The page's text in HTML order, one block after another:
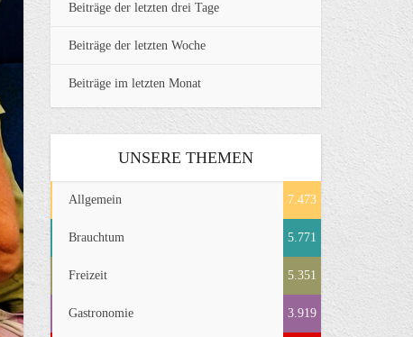
Beiträge der letzten drei Tage
Beiträge der letzten Woche
Beiträge im letzten Monat
UNSERE THEMEN
Allgemein 7.473
Brauchtum 5.771
Freizeit 5.351
Gastronomie 3.919